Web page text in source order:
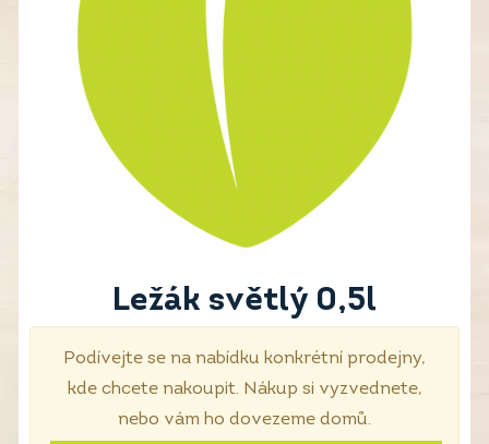
Ležák světlý 0,5l
Podívejte se na nabídku konkrétní prodejny,
kde chcete nakoupit. Nákup si vyzvednete,
nebo vám ho dovezeme domů.